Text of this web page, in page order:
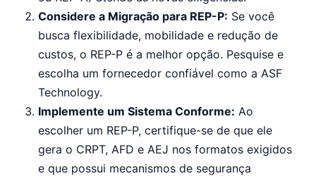
Considere a Migração para REP-P: Se você
busca flexibilidade, mobilidade e redução de
custos, o REP-P é a melhor opção. Pesquise e
escolha um fornecedor confiável como a ASF
Technology.
Implemente um Sistema Conforme: Ao
escolher um REP-P, certifique-se de que ele
gera o CRPT, AFD e AEJ nos formatos exigidos
e que possui mecanismos de segurança